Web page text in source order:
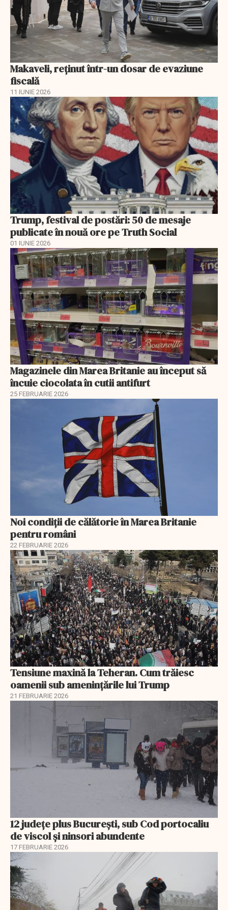
Makaveli, reţinut într-un dosar de evaziune
fiscală
11 IUNIE 2026
Trump, festival de postări: 50 de mesaje
publicate în nouă ore pe Truth Social
01 IUNIE 2026
Magazinele din Marea Britanie au început să
încuie ciocolata în cutii antifurt
25 FEBRUARIE 2026
Noi condiții de călătorie în Marea Britanie
pentru români
22 FEBRUARIE 2026
Tensiune maxină la Teheran. Cum trăiesc
oamenii sub amenințările lui Trump
21 FEBRUARIE 2026
12 județe plus București, sub Cod portocaliu
de viscol și ninsori abundente
17 FEBRUARIE 2026